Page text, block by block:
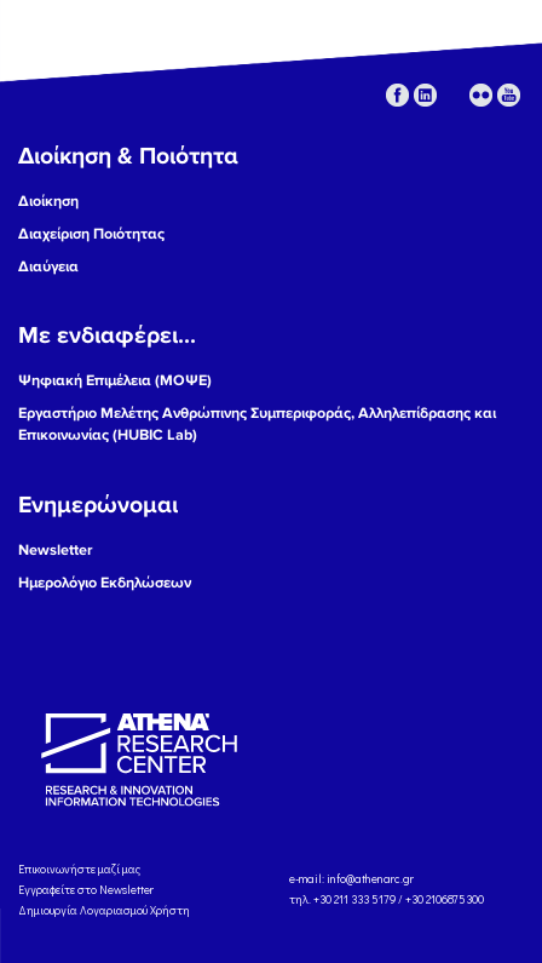
Διοίκηση & Ποιότητα
Διοίκηση
Διαχείριση Ποιότητας
Διαύγεια
Με ενδιαφέρει...
Ψηφιακή Επιμέλεια (ΜΟΨΕ)
Εργαστήριο Μελέτης Ανθρώπινης Συμπεριφοράς, Αλληλεπίδρασης και
Επικοινωνίας (HUBIC Lab)
Ενημερώνομαι
Newsletter
Ημερολόγιο Εκδηλώσεων
Eπικοινωνήστε μαζί μας
Εγγραφείτε στο Newsletter
Δημιουργία Λογαριασμού Χρήστη
e-mail: info@athenarc.gr
τηλ. +30 211 333 5179 / +30 2106875300